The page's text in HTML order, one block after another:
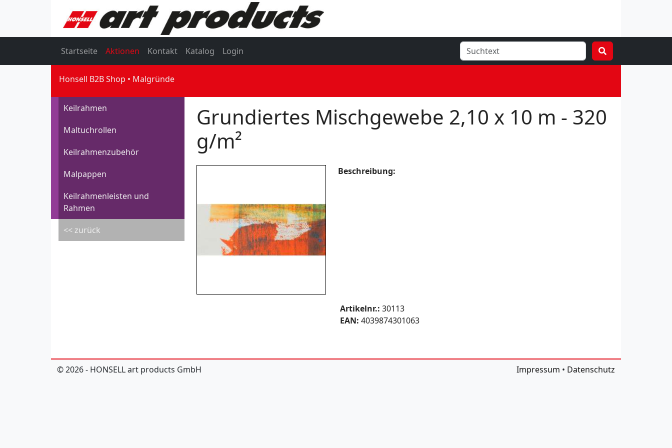
Startseite Aktionen Kontakt Katalog Login
Honsell B2B Shop Malgründe
Keilrahmen
Maltuchrollen
Keilrahmenzubehör
Malpappen
Keilrahmenleisten und
Rahmen
<< zurück
Grundiertes Mischgewebe 2,10 x 10 m - 320
g/m²
Beschreibung:
Artikelnr.: 30113
EAN: 4039874301063
© 2026 - HONSELL art products GmbH Impressum • Datenschutz